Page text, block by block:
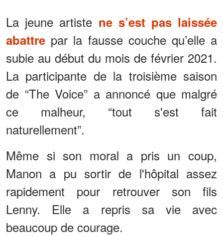
La jeune artiste ne s’est pas laissée
abattre par la fausse couche qu’elle a
subie au début du mois de février 2021.
La participante de la troisième saison
de “The Voice” a annoncé que malgré
ce malheur, “tout s'est fait
naturellement”.
Même si son moral a pris un coup,
Manon a pu sortir de l'hôpital assez
rapidement pour retrouver son fils
Lenny. Elle a repris sa vie avec
beaucoup de courage.